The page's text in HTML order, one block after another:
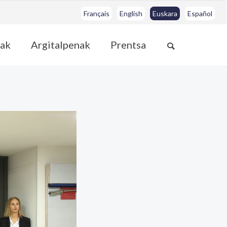
Français English Euskara Español
Argitalpenak Prentsa